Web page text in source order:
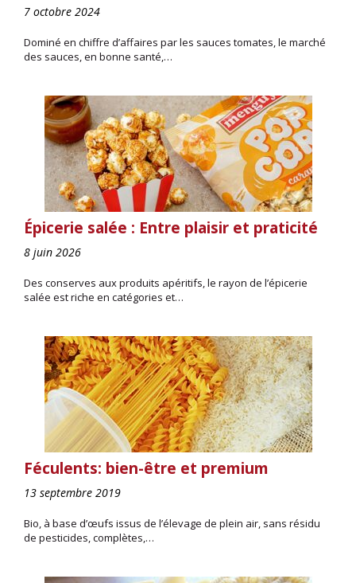
7 octobre 2024
Dominé en chiffre d’affaires par les sauces tomates, le marché
des sauces, en bonne santé,…
Épicerie salée : Entre plaisir et praticité
8 juin 2026
Des conserves aux produits apéritifs, le rayon de l’épicerie
salée est riche en catégories et…
Féculents: bien-être et premium
13 septembre 2019
Bio, à base d’œufs issus de l’élevage de plein air, sans résidu
de pesticides, complètes,…